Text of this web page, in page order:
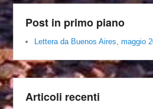
Post in primo piano
Lettera da Buenos Aires, maggio
Articoli recenti